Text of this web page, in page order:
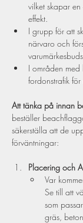
vilket skapar
effekt.
I grupp för att
närvaro och
I områden
fordonstrafik
Att tänka på innan
beställer
säkerställa att de
förväntningar:
Placering och
Var
Se till att
som
gräs,